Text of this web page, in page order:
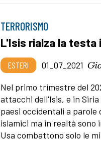
TERRORISMO
L'Isis rialza la testa
ESTERI 01_07_2021
Nel primo trimestre del
attacchi dell'Isis, e in Siria
paesi occidentali a
islamici ma in realtà
Usa combattono solo le